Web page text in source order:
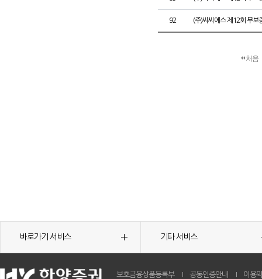
92 (주)씨씨에스 제12회 무보
처음
바로가기 서비스 기타 서비스
보호금융상품등록부 공동인증안내 이용